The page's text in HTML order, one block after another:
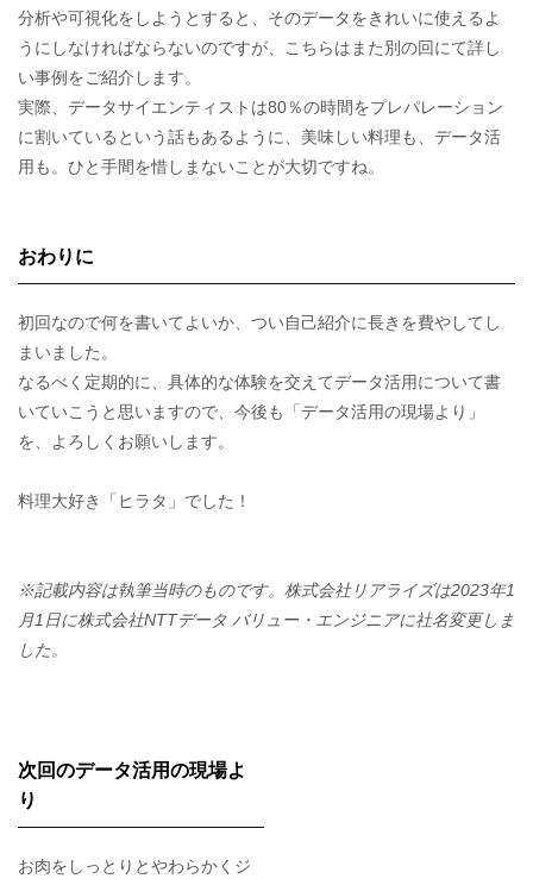
分析や可視化をしようとすると、そのデータをきれいに使えるよ
うにしなければならないのですが、こちらはまた別の回にて詳し
い事例をご紹介します。
実際、データサイエンティストは80％の時間をプレパレーション
に割いているという話もあるように、美味しい料理も、データ活
用も。ひと手間を惜しまないことが大切ですね。
おわりに
初回なので何を書いてよいか、つい自己紹介に長きを費やしてし
まいました。
なるべく定期的に、具体的な体験を交えてデータ活用について書
いていこうと思いますので、今後も「データ活用の現場より」
を、よろしくお願いします。
料理大好き「ヒラタ」でした！
※記載内容は執筆当時のものです。株式会社リアライズは2023年1
月1日に株式会社NTTデータ バリュー・エンジニアに社名変更しま
した。
次回のデータ活用の現場よ
り
お肉をしっとりとやわらかくジ